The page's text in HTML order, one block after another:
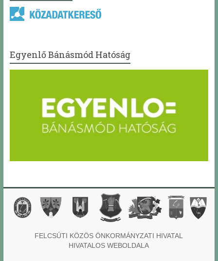
Egyenlő Bánásmód Hatóság
FELCSÚTI KÖZÖS ÖNKORMÁNYZATI HIVATAL
HIVATALOS WEBOLDALA